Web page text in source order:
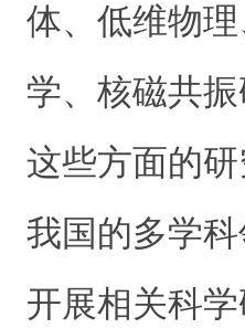
体、低维物
学、核磁共
这些方面的
我国的多学
开展相关科